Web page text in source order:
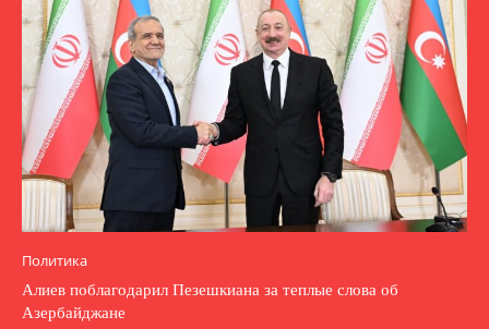
Политика
Алиев поблагодарил Пезешкиана за теплые слова об
Азербайджане